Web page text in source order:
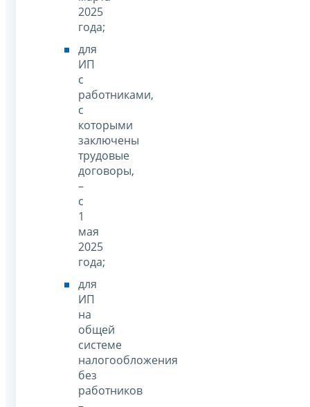
2025
года;
для
ИП
с
работниками,
с
которыми
заключены
трудовые
договоры,
–
с
1
мая
2025
года;
для
ИП
на
общей
системе
налогообложения
без
работников